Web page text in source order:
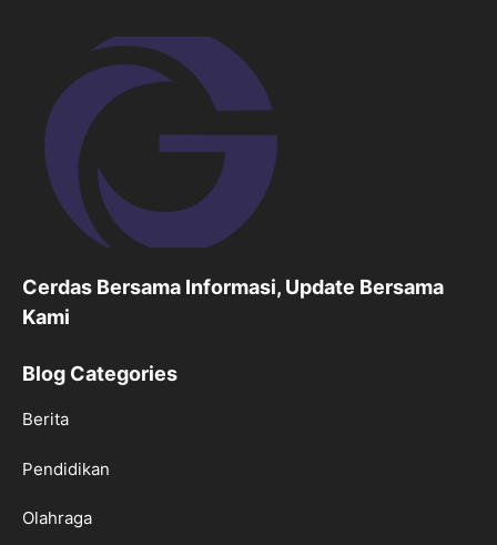
Cerdas Bersama Informasi, Update Bersama
Kami
Blog Categories
Berita
Pendidikan
Olahraga